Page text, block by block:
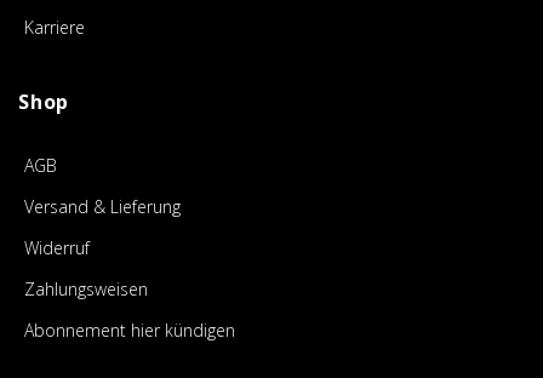
Karriere
Shop
AGB
Versand & Lieferung
Widerruf
Zahlungsweisen
Abonnement hier kündigen